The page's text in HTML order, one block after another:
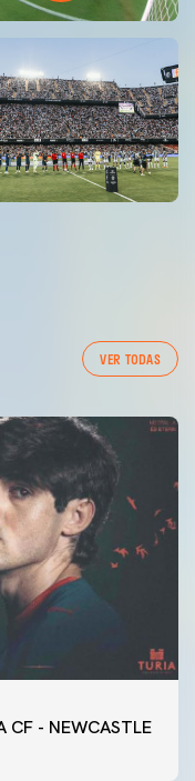
VER TODAS
CF - NEWCASTLE